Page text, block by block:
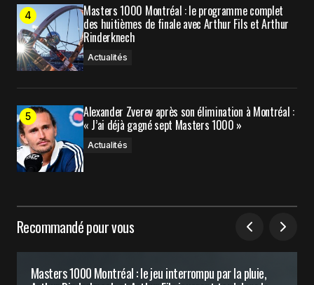
Masters 1000 Montréal : le programme complet
des huitièmes de finale avec Arthur Fils et Arthur
Rinderknech
Actualités
Alexander Zverev après son élimination à Montréal :
« J’ai déjà gagné sept Masters 1000 »
Actualités
Recommandé pour vous
Masters 1000 Montréal : le jeu interrompu par la pluie,